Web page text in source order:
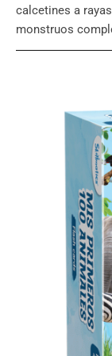
calcetines a
monstruos